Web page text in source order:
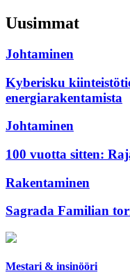
Uusimmat
Johtaminen
Kyberisku
energiarakentamista
Johtaminen
100 vuotta sitten:
Rakentaminen
Sagrada Familian
Mestari & insinööri